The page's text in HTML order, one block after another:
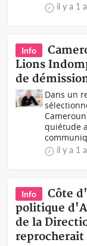
il y a 1
Info
Lions
de
Dans un
quiétude
il y a 1
Info
Côte
politique
de la